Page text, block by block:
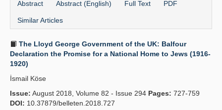
Abstract Abstract (English) Full Text PDF
Similar Articles
The Lloyd George Government of the UK: Balfour
Declaration the Promise for a National Home to Jews (1916-
1920)
İsmail Köse
Issue: August 2018, Volume 82 - Issue 294 Pages: 727-759
DOI: 10.37879/belleten.2018.727